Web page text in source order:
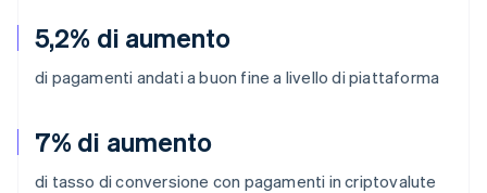
5,2% di aumento
di pagamenti andati a buon fine a livello di piattaforma
7% di aumento
di tasso di conversione con pagamenti in criptovalute